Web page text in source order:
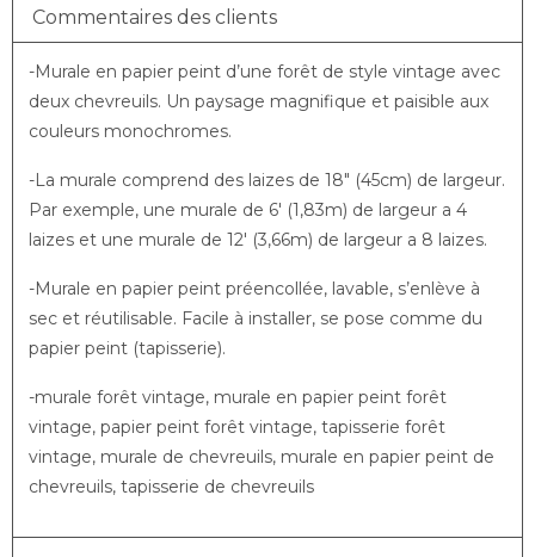
Commentaires des clients
-Murale en papier peint d’une forêt de style vintage avec
deux chevreuils. Un paysage magnifique et paisible aux
couleurs monochromes.
-La murale comprend des laizes de 18″ (45cm) de largeur.
Par exemple, une murale de 6′ (1,83m) de largeur a 4
laizes et une murale de 12′ (3,66m) de largeur a 8 laizes.
-Murale en papier peint préencollée, lavable, s’enlève à
sec et réutilisable. Facile à installer, se pose comme du
papier peint (tapisserie).
-murale forêt vintage, murale en papier peint forêt
vintage, papier peint forêt vintage, tapisserie forêt
vintage, murale de chevreuils, murale en papier peint de
chevreuils, tapisserie de chevreuils